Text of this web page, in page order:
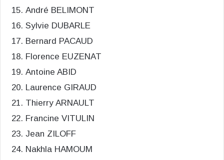
André BELIMONT
Sylvie DUBARLE
Bernard PACAUD
Florence EUZENAT
Antoine ABID
Laurence GIRAUD
Thierry ARNAULT
Francine VITULIN
Jean ZILOFF
Nakhla HAMOUM